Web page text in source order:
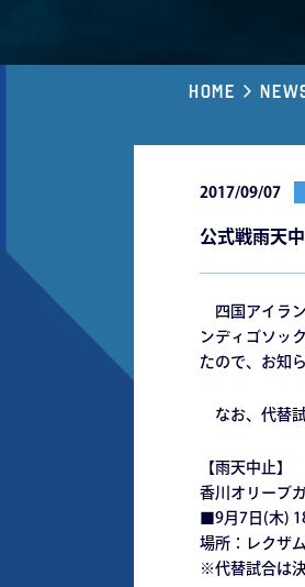
Home
2017/09/07
公式戦雨天
四国アイラン
ンディゴソッ
たので、お知
なお、代替試
【雨天中止】
香川オリーブ
■9月7日(木)
場所：レクザ
※代替試合は